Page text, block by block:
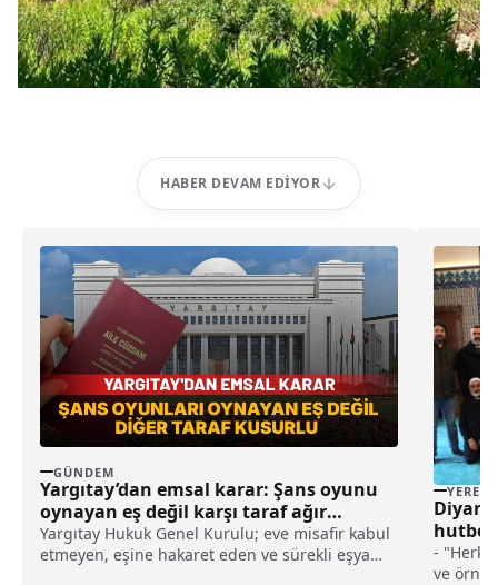
HABER DEVAM EDIYOR
GÜNDEM
Yargıtay’dan emsal karar: Şans oyunu
oynayan eş değil karşı taraf ağır
kusurlu sayıldı
Yargıtay Hukuk Genel Kurulu; eve misafir kabul
etmeyen, eşine hakaret eden ve sürekli eşya
YEREL
hutbe
-
ve